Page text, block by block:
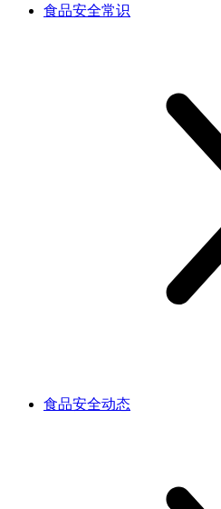
食品安全常识
食品安全动态